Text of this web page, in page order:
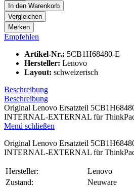
In den Warenkorb
Vergleichen
Merken
Empfehlen
Artikel-Nr.: 5CB1H68480-E
Hersteller: Lenovo
Layout: schweizerisch
Beschreibung
Beschreibung
Original Lenovo Ersatzteil
INTERNAL-EXTERNAL für
Menü schließen
Original Lenovo Ersatzteil
INTERNAL-EXTERNAL für
Hersteller:
Lenovo
Zustand:
Neuware